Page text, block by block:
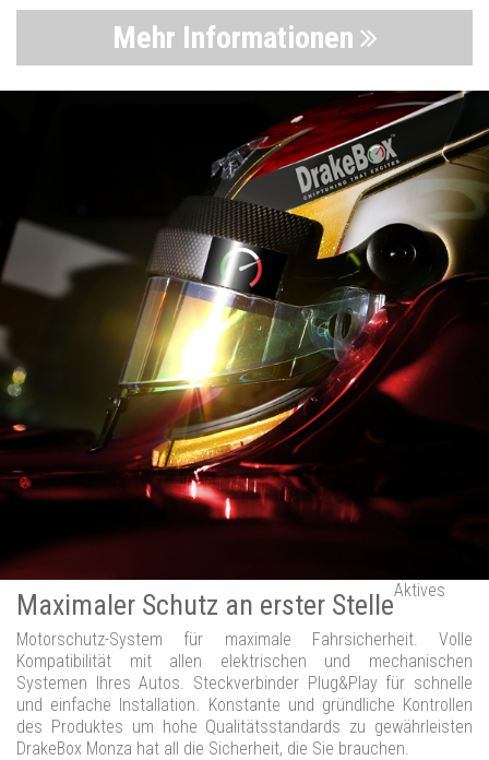
Mehr Informationen
Maximaler Schutz an erster StelleAktives
Motorschutz-System für maximale Fahrsicherheit. Volle
Kompatibilität mit allen elektrischen und mechanischen
Systemen Ihres Autos. Steckverbinder Plug&Play für schnelle
und einfache Installation. Konstante und gründliche Kontrollen
des Produktes um hohe Qualitätsstandards zu gewährleisten
DrakeBox Monza hat all die Sicherheit, die Sie brauchen.